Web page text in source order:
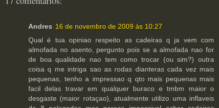
Andres 16 de novembro de 2009 às 10:27
Qual é tua opiniao respeito as cadeiras q ja vem com
almofada no asento, pergunto pois se a almofada nao for
de boa qualidade nao tem como trocar (ou sim?) outra
coisa q me intriga sao as rodas dianteras cada vez mais
pequenas, tenho a impressao q qto mais pequenas mais
facil delas travar em qualquer buraco e tmbm maior o
desgaste (maior rotaçao), atualmente utilizo uma inflaveis